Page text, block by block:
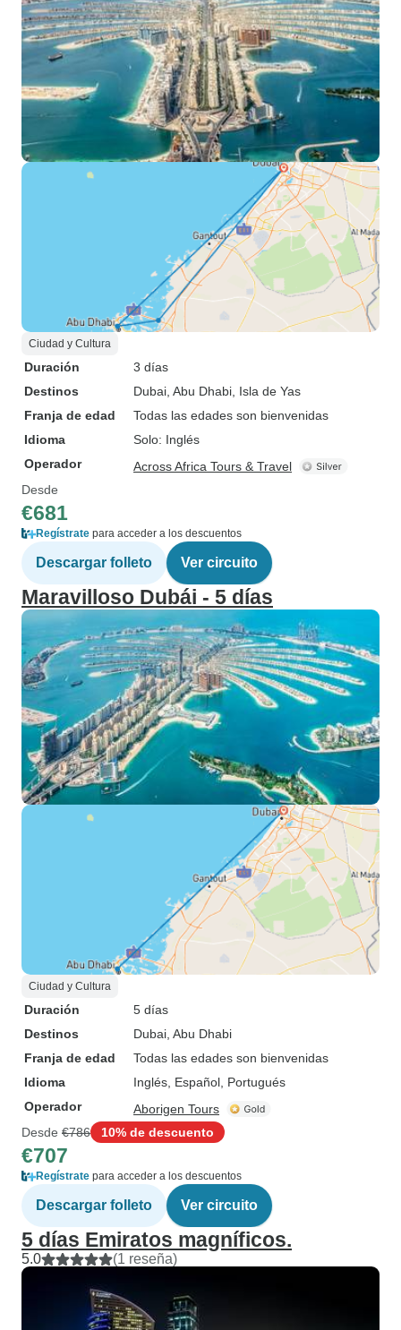
Ciudad y Cultura
Duración
3 días
Destinos
Dubai , Abu Dhabi , Isla de Yas
Franja de edad
Todas las edades son bienvenidas
Idioma
Solo: Inglés
Operador
Across Africa Tours & Travel
Desde
€681
Regístrate para acceder a los descuentos
Descargar folleto Ver circuito
Maravilloso Dubái - 5 días
Ciudad y Cultura
Duración
5 días
Destinos
Dubai , Abu Dhabi
Franja de edad
Todas las edades son bienvenidas
Idioma
Inglés, Español, Portugués
Operador
Aborigen Tours
Desde €786 10% de descuento
€707
Regístrate para acceder a los descuentos
Descargar folleto Ver circuito
5 días Emiratos magníficos.
5.0 (1 reseña)